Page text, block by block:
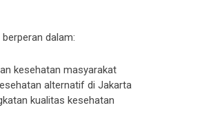
dalam:
kesehatan masyarakat
alternatif di Jakarta
kualitas kesehatan